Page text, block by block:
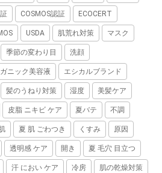
COSMOS認証 ECOCERT
USDA 肌荒れ対策 マスク
季節の変わり目 洗顔
ニック美容液 エシカルブランド
髪のうねり対策 湿度 美髪ケア
皮脂 ニキビ ケア 夏バテ 不調
夏 肌 ごわつき くすみ 原因
透明感 ケア 開き 夏 毛穴 目立つ
汗 におい ケア 冷房 肌の乾燥対策